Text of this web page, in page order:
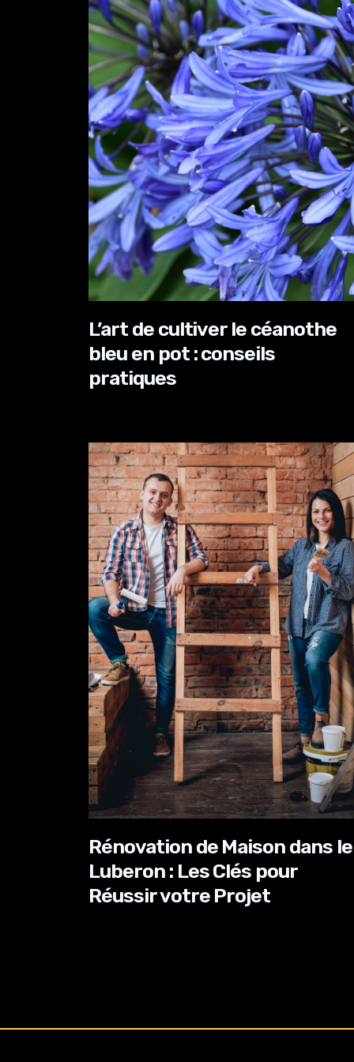
L’art de cultiver le céanothe
bleu en pot : conseils
pratiques
Rénovation de Maison dans le
Luberon : Les Clés pour
Réussir votre Projet